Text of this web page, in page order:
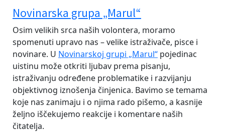
Novinarska grupa „Marul“
Osim velikih srca naših volontera, moramo
spomenuti upravo nas – velike istraživače, pisce i
novinare. U Novinarskoj grupi „Marul“ pojedinac
uistinu može otkriti ljubav prema pisanju,
istraživanju određene problematike i razvijanju
objektivnog iznošenja činjenica. Bavimo se temama
koje nas zanimaju i o njima rado pišemo, a kasnije
željno iščekujemo reakcije i komentare naših
čitatelja.